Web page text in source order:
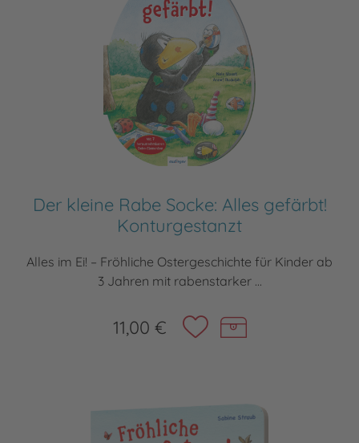
Der kleine Rabe Socke: Alles gefärbt!
Konturgestanzt
Alles im Ei! – Fröhliche Ostergeschichte für Kinder ab
3 Jahren mit rabenstarker ...
11,00 €